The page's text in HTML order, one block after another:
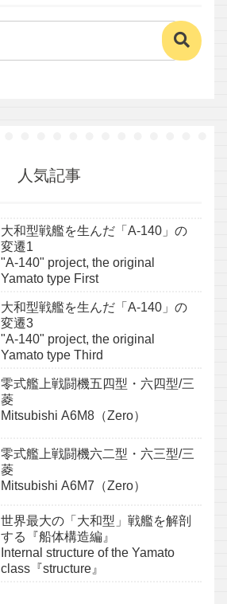
人気記事
大和型戦艦を生んだ「A-140」の
変遷1
"A-140" project, the original
Yamato type First
大和型戦艦を生んだ「A-140」の
変遷3
"A-140" project, the original
Yamato type Third
零式艦上戦闘機五四型・六四型/三
菱
Mitsubishi A6M8（Zero）
零式艦上戦闘機六二型・六三型/三
菱
Mitsubishi A6M7（Zero）
世界最大の「大和型」戦艦を解剖
する『船体構造編』
Internal structure of the Yamato
class『structure』